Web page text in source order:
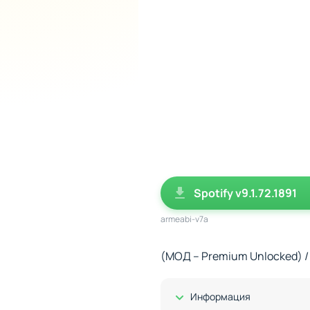
Spotify v9.1.72.1891
armeabi-v7a
(МОД – Premium Unlocked)
Показать/Скрыть
Информация